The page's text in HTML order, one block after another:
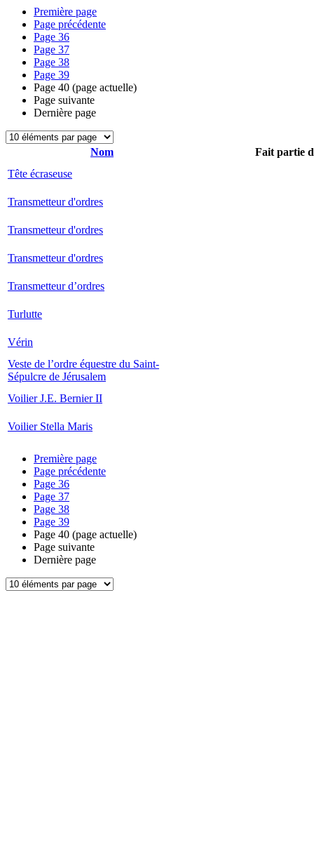
Première page
Page précédente
Page 36
Page 37
Page 38
Page 39
Page 40 (page actuelle)
Page suivante
Dernière page
Nom
Fait partie
Tête écraseuse
Transmetteur d'ordres
Transmetteur d'ordres
Transmetteur d'ordres
Transmetteur d’ordres
Turlutte
Vérin
Veste de l’ordre équestre du Saint-
Sépulcre de Jérusalem
Voilier J.E. Bernier II
Voilier Stella Maris
Première page
Page précédente
Page 36
Page 37
Page 38
Page 39
Page 40 (page actuelle)
Page suivante
Dernière page